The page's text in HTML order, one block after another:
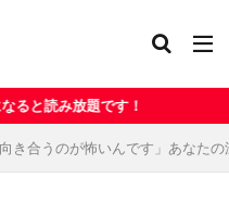
向き合うのが怖いんです」あなた